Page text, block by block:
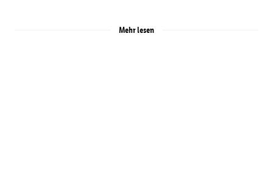
Mehr lesen